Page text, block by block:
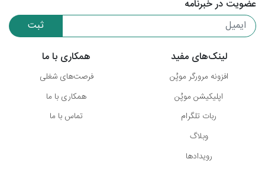
عضویت در خبرنامه
ثبت
لینک‌های مفید
افزونه مرورگر موپُن
اپلیکیشن موپُن
ربات تلگرام
وبلاگ
رویدادها
همکاری با ما
فرصت‌های شغلی
همکاری با ما
تماس با ما